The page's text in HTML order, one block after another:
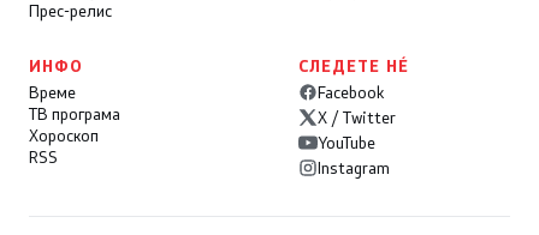
Прес-релис
ИНФО
Време
ТВ програма
Хороскоп
RSS
СЛЕДЕТЕ НÉ
Facebook
X / Twitter
YouTube
Instagram